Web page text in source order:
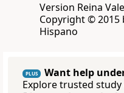
Version Reina
Copyright © 2015
Hispano
PLUS
Want help
Explore trusted